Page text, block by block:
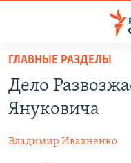
упрощенного
доступа
Вернуться
основному
ПОДКАСТЫ
АВТОРСКИЕ ПРОЕКТЫ
ЦИТАТЫ СВОБОДЫ
ГЛАВНЫЕ РАЗДЕЛЫ
Дело
Януковича
Владимир Ивахненко